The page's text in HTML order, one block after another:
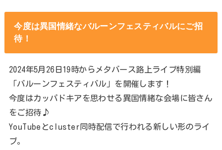
今度は異国情緒なバルーンフェスティバルにご招
待！
2024年5月26日19時からメタバース路上ライブ特別編
「バルーンフェスティバル」を開催します！
今度はカッパドキアを思わせる異国情緒な会場に皆さん
をご招待♪
YouTubeとcluster同時配信で行われる新しい形のライ
ブ。